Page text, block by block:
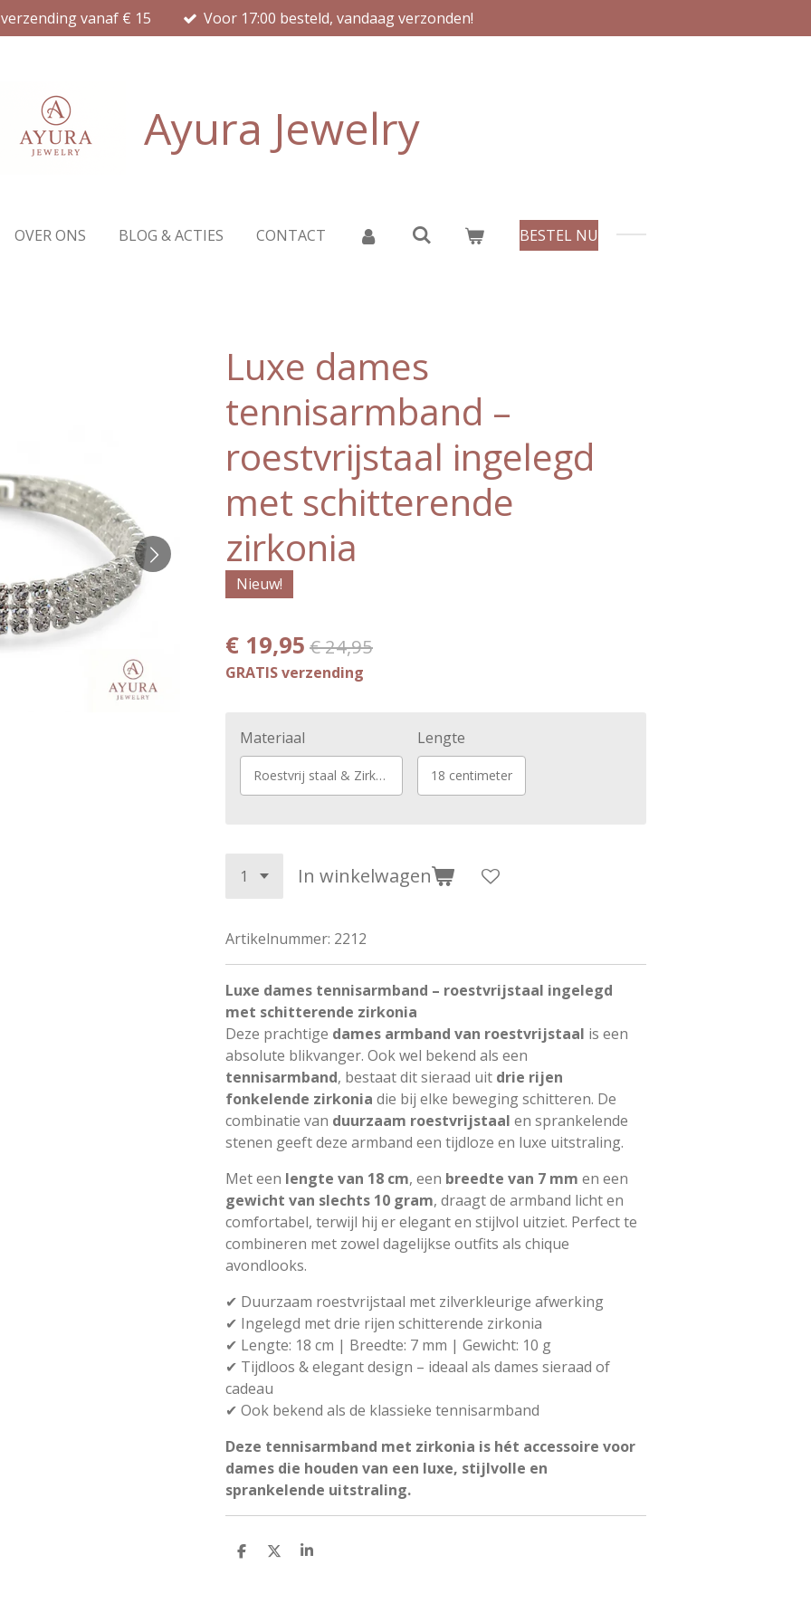
vanaf € 15 Voor 17:00 besteld, vandaag verzonden!
Ayura Jewelry
OVER ONS BLOG & ACTIES CONTACT BESTEL NU
Luxe dames
tennisarmband –
roestvrijstaal ingelegd
met schitterende
zirkonia
Nieuw!
€ 19,95 € 24,95
GRATIS verzending
Materiaal
Roestvrij staal & Zirkonia
Lengte
18 centimeter
In winkelwagen
Artikelnummer: 2212
Luxe dames tennisarmband – roestvrijstaal ingelegd
met schitterende zirkonia
Deze prachtige dames armband van roestvrijstaal is een
absolute blikvanger. Ook wel bekend als een
tennisarmband, bestaat dit sieraad uit drie rijen
fonkelende zirkonia die bij elke beweging schitteren. De
combinatie van duurzaam roestvrijstaal en sprankelende
stenen geeft deze armband een tijdloze en luxe uitstraling.
Met een lengte van 18 cm, een breedte van 7 mm en een
gewicht van slechts 10 gram, draagt de armband licht en
comfortabel, terwijl hij er elegant en stijlvol uitziet. Perfect te
combineren met zowel dagelijkse outfits als chique
avondlooks.
✔ Duurzaam roestvrijstaal met zilverkleurige afwerking
✔ Ingelegd met drie rijen schitterende zirkonia
✔ Lengte: 18 cm | Breedte: 7 mm | Gewicht: 10 g
✔ Tijdloos & elegant design – ideaal als dames sieraad of
cadeau
✔ Ook bekend als de klassieke tennisarmband
Deze tennisarmband met zirkonia is hét accessoire voor
dames die houden van een luxe, stijlvolle en
sprankelende uitstraling.
D
D
S